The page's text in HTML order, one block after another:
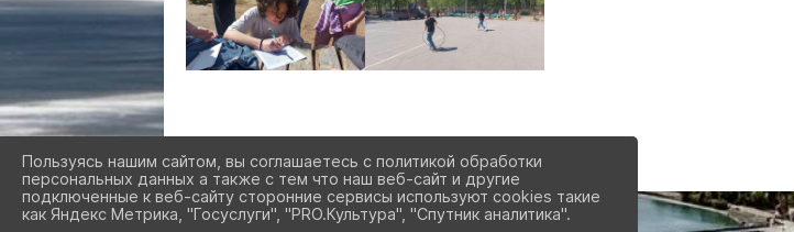
Пользуясь нашим сайтом, вы соглашаетесь с политикой обработки
персональных данных а также с тем что наш веб-сайт и другие
подключенные к веб-сайту сторонние сервисы используют cookies такие
как Яндекс Метрика, "Госуслуги", "PRO.Культура", "Спутник аналитика".